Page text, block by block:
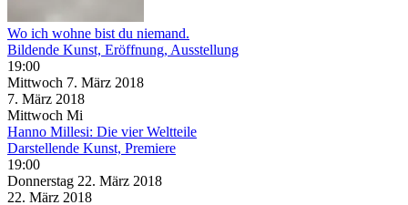
Wo ich wohne bist du niemand.
Bildende Kunst, Eröffnung, Ausstellung
19:00
Mittwoch 7. März 2018
7. März 2018
Mittwoch Mi
Hanno Millesi: Die vier Weltteile
Darstellende Kunst, Premiere
19:00
Donnerstag 22. März 2018
22. März 2018